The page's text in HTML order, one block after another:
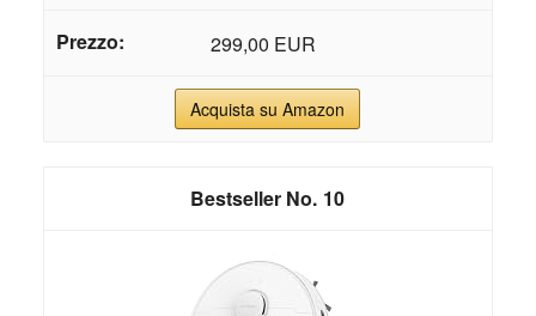
299,00 EUR
Acquista su Amazon
10